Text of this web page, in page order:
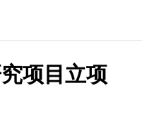
项目立项